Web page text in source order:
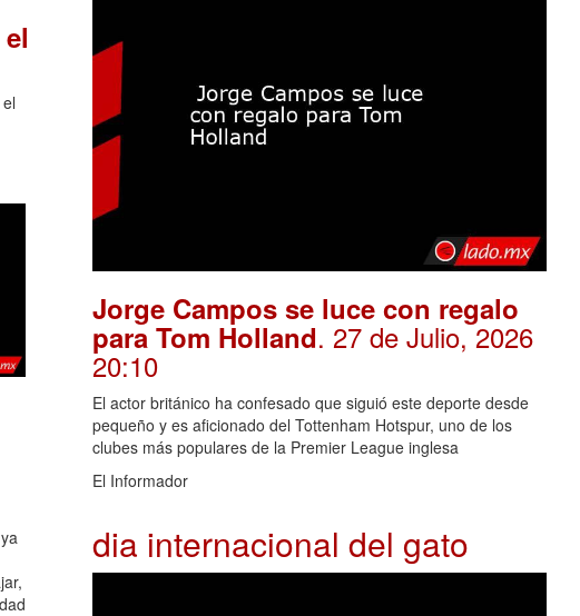
Jorge Campos se luce con regalo
para Tom Holland. 27 de Julio, 2026
20:10
El actor británico ha confesado que siguió este deporte desde
pequeño y es aficionado del Tottenham Hotspur, uno de los
clubes más populares de la Premier League inglesa
El Informador
dia internacional del gato